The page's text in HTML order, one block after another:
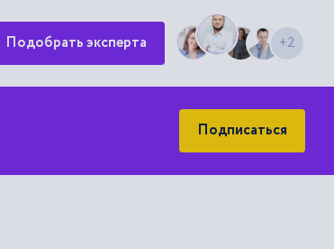
Подобрать эксперта +2
Подписаться